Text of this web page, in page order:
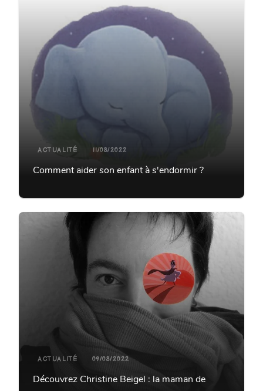
ACTUALITÉ 11/08/2022
Comment aider son enfant à s'endormir ?
ACTUALITÉ 09/08/2022
Découvrez Christine Beigel : la maman de